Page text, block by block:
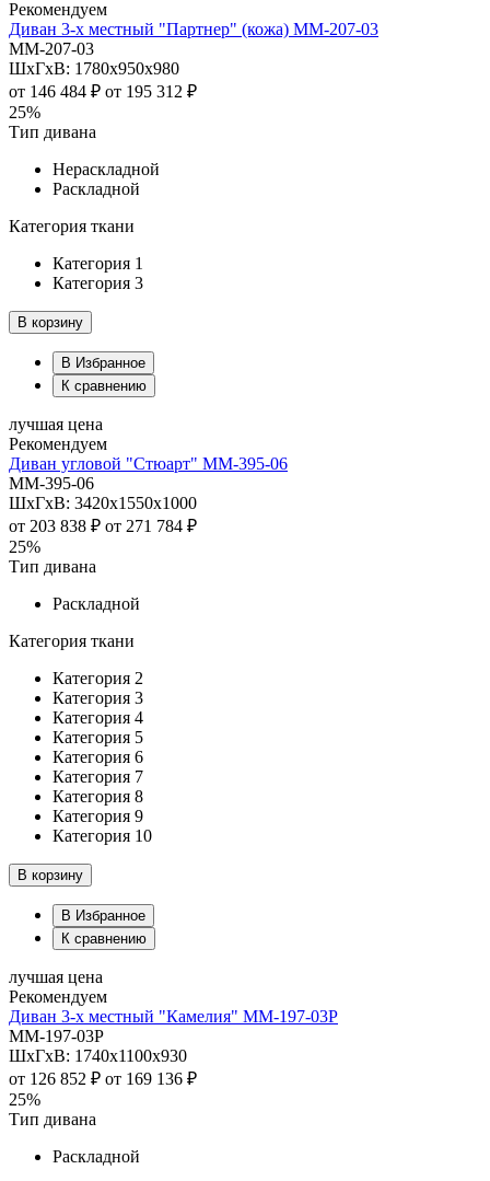
Рекомендуем
Диван 3-х местный "Партнер" (кожа) ММ-207-03
ММ-207-03
ШхГхВ: 1780х950х980
от 146 484 ₽ от 195 312 ₽
25%
Тип дивана
Нераскладной
Раскладной
Категория ткани
Категория 1
Категория 3
В корзину
В Избранное
К сравнению
лучшая цена
Рекомендуем
Диван угловой "Стюарт" ММ-395-06
ММ-395-06
ШхГхВ: 3420х1550х1000
от 203 838 ₽ от 271 784 ₽
25%
Тип дивана
Раскладной
Категория ткани
Категория 2
Категория 3
Категория 4
Категория 5
Категория 6
Категория 7
Категория 8
Категория 9
Категория 10
В корзину
В Избранное
К сравнению
лучшая цена
Рекомендуем
Диван 3-х местный "Камелия" ММ-197-03Р
ММ-197-03Р
ШхГхВ: 1740х1100х930
от 126 852 ₽ от 169 136 ₽
25%
Тип дивана
Раскладной